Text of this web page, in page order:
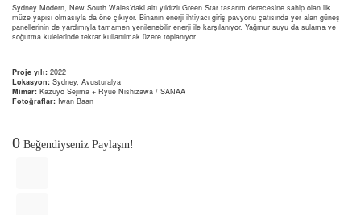
Sydney Modern, New South Wales’daki altı yıldızlı Green Star tasarım derecesine sahip olan ilk
müze yapısı olmasıyla da öne çıkıyor. Binanın enerji ihtiyacı giriş pavyonu çatısında yer alan güneş
panellerinin de yardımıyla tamamen yenilenebilir enerji ile karşılanıyor. Yağmur suyu da sulama ve
soğutma kulelerinde tekrar kullanılmak üzere toplanıyor.
Proje yılı: 2022
Lokasyon: Sydney, Avusturalya
Mimar: Kazuyo Sejima + Ryue Nishizawa / SANAA
Fotoğraflar: Iwan Baan
0 Beğendiyseniz Paylaşın!